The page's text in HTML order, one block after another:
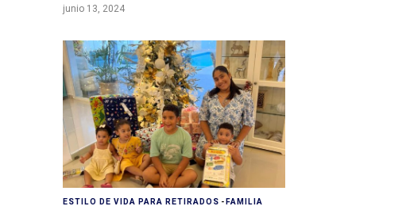
junio 13, 2024
ESTILO DE VIDA PARA RETIRADOS -FAMILIA